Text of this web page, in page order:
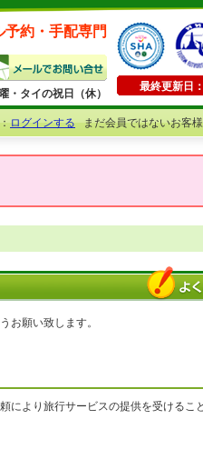
予約・手配専門
・タイの祝日（休）
最終更新日
ログインするまだ会員ではないお客
お願い致します。
により旅行サービスの提供を受けるこ